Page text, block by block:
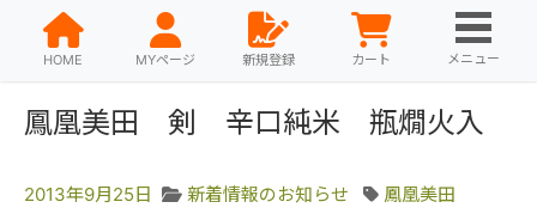
HOME MYページ 新規登録 カート メニュー
鳳凰美田 剣 辛口純米 瓶燗火入
2013年9月25日 新着情報のお知らせ 鳳凰美田